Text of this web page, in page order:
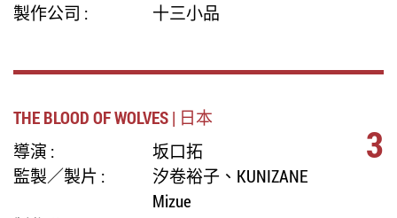
製作公司 :
十三小品
THE BLOOD OF WOLVES | 日本
導演 :
坂口拓
監製／製片 :
汐卷裕子、KUNIZANE
Mizue
3